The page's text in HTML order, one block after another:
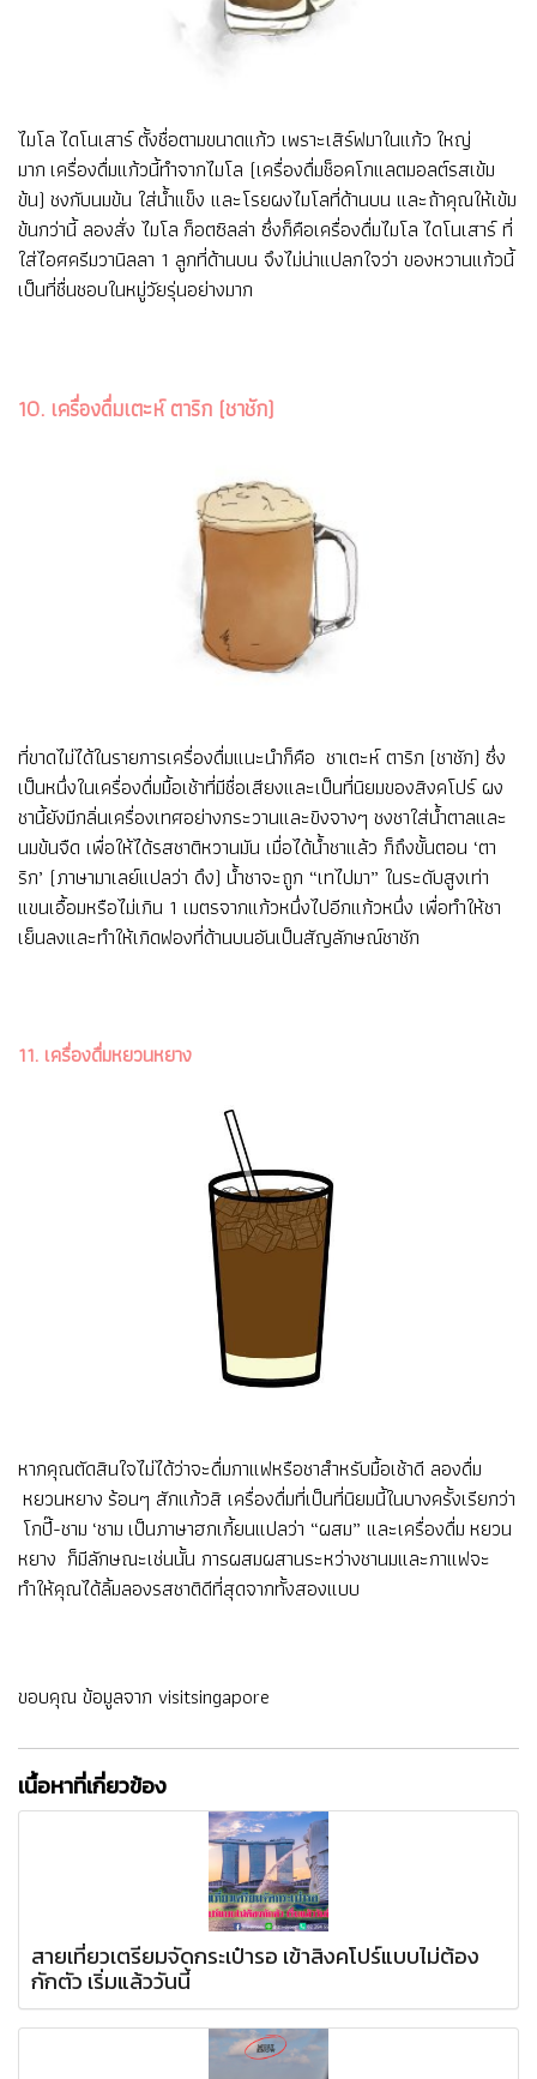
ไมโล ไดโนเสาร์ ตั้งชื่อตามขนาดแก้ว เพราะเสิร์ฟมาในแก้ว ใหญ่
มาก เครื่องดื่มแก้วนี้ทำจากไมโล (เครื่องดื่มช็อคโกแลตมอลต์รสเข้ม
ข้น) ชงกับนมข้น ใส่น้ำแข็ง และโรยผงไมโลที่ด้านบน และถ้าคุณให้เข้ม
ข้นกว่านี้ ลองสั่ง ไมโล ก็อตซิลล่า ซึ่งก็คือเครื่องดื่มไมโล ไดโนเสาร์ ที่
ใส่ไอศครีมวานิลลา 1 ลูกที่ด้านบน จึงไม่น่าแปลกใจว่า ของหวานแก้วนี้
เป็นที่ชื่นชอบในหมู่วัยรุ่นอย่างมาก
10. เครื่องดื่มเตะห์ ตาริก (ชาชัก)
ที่ขาดไม่ได้ในรายการเครื่องดื่มแนะนำก็คือ ชาเตะห์ ตาริก (ชาชัก) ซึ่ง
เป็นหนึ่งในเครื่องดื่มมื้อเช้าที่มีชื่อเสียงและเป็นที่นิยมของสิงคโปร์ ผง
ชานี้ยังมีกลิ่นเครื่องเทศอย่างกระวานและขิงจางๆ ชงชาใส่น้ำตาลและ
นมข้นจืด เพื่อให้ได้รสชาติหวานมัน เมื่อได้น้ำชาแล้ว ก็ถึงขั้นตอน ‘ตา
ริก’ (ภาษามาเลย์แปลว่า ดึง) น้ำชาจะถูก “เทไปมา” ในระดับสูงเท่า
แขนเอื้อมหรือไม่เกิน 1 เมตรจากแก้วหนึ่งไปอีกแก้วหนึ่ง เพื่อทำให้ชา
เย็นลงและทำให้เกิดฟองที่ด้านบนอันเป็นสัญลักษณ์ชาชัก
11. เครื่องดื่มหยวนหยาง
หากคุณตัดสินใจไม่ได้ว่าจะดื่มกาแฟหรือชาสำหรับมื้อเช้าดี ลองดื่ม
หยวนหยาง ร้อนๆ สักแก้วสิ เครื่องดื่มที่เป็นที่นิยมนี้ในบางครั้งเรียกว่า
โกปี๊-ชาม ‘ชาม เป็นภาษาฮกเกี้ยนแปลว่า “ผสม” และเครื่องดื่ม หยวน
หยาง ก็มีลักษณะเช่นนั้น การผสมผสานระหว่างชานมและกาแฟจะ
ทำให้คุณได้ลิ้มลองรสชาติดีที่สุดจากทั้งสองแบบ
ขอบคุณ ข้อมูลจาก visitsingapore
เนื้อหาที่เกี่ยวข้อง
สายเที่ยวเตรียมจัดกระเป๋ารอ เข้าสิงคโปร์แบบไม่ต้อง
กักตัว เริ่มแล้ววันนี้